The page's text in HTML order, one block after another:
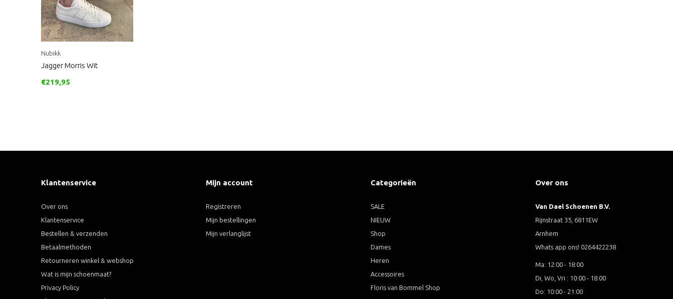
Nubikk
Jagger Morris Wit
€219,95
Klantenservice
Over ons
Klantenservice
Bestellen & verzenden
Betaalmethoden
Retourneren winkel & webshop
Wat is mijn schoenmaat?
Privacy Policy
Mijn account
Registreren
Mijn bestellingen
Mijn verlanglijst
Categorieën
SALE
NIEUW
Shop
Dames
Heren
Accessoires
Floris van Bommel Shop
Over ons
Van Dael Schoenen B.V.
Rijnstraat 35, 6811EW
Arnhem
Whats app ons! 0264422238
Ma: 12:00 - 18:00
Di, Wo, Vri : 10:00 - 18:00
Do: 10:00 - 21:00